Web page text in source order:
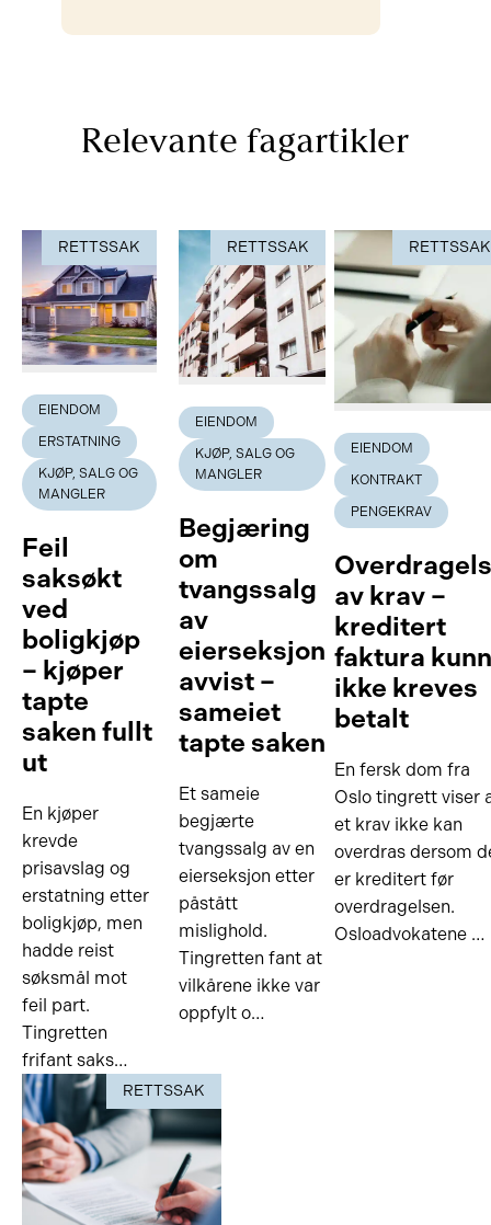
Relevante fagartikler
RETTSSAK
EIENDOM
ERSTATNING
KJØP, SALG OG
MANGLER
Feil
saksøkt
ved
boligkjøp
– kjøper
tapte
saken fullt
ut
En kjøper
krevde
prisavslag og
erstatning etter
boligkjøp, men
hadde reist
søksmål mot
feil part.
Tingretten
frifant saks…
RETTSSAK
EIENDOM
KJØP, SALG OG
MANGLER
Begjæring
om
tvangssalg
av
eierseksjon
avvist –
sameiet
tapte saken
Et sameie
begjærte
tvangssalg av en
eierseksjon etter
påstått
mislighold.
Tingretten fant at
vilkårene ikke var
oppfylt o…
RETTSSAK
EIENDOM
KONTRAKT
PENGEKRAV
av krav –
kreditert
faktura
ikke kreves
betalt
En fersk dom fra
Oslo tingrett viser
et krav ikke kan
overdras dersom
er kreditert før
overdragelsen.
Osloadvokatene …
RETTSSAK